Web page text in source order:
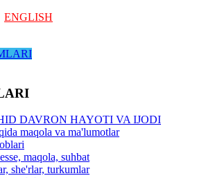
ENGLISH
DAVRON HAYOTI VA IJODI
maqola va ma'lumotlar
maqola, suhbat
she'rlar, turkumlar